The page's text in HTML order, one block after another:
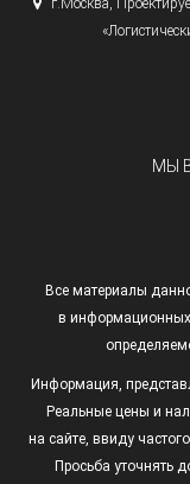
МЫ
Все материалы
в информационных
Информация,
Реальные цены и
на сайте, ввиду
Просьба уточнять